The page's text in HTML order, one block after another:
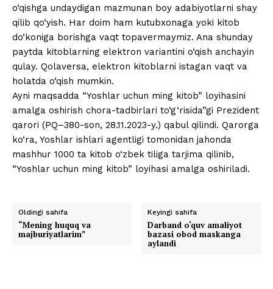
o‘qishga undaydigan mazmunan boy adabiyotlarni shay
qilib qo‘yish. Har doim ham kutubxonaga yoki kitob
do‘koniga borishga vaqt topavermaymiz. Ana shunday
paytda kitoblarning elektron variantini o‘qish anchayin
qulay. Qolaversa, elektron kitoblarni istagan vaqt va
holatda o‘qish mumkin.
Ayni maqsadda “Yoshlar uchun ming kitob” loyihasini
amalga oshirish chora-tadbirlari to‘g‘risida”gi Prezident
qarori (PQ–380-son, 28.11.2023-y.) qabul qilindi. Qarorga
ko‘ra, Yoshlar ishlari agentligi tomonidan jahonda
mashhur 1000 ta kitob o‘zbek tiliga tarjima qilinib,
“Yoshlar uchun ming kitob” loyihasi amalga oshiriladi.
Oldingi sahifa
“Mening huquq va
majburiyatlarim”
Keyingi sahifa
Darband o‘quv amaliyot
bazasi obod maskanga
aylandi